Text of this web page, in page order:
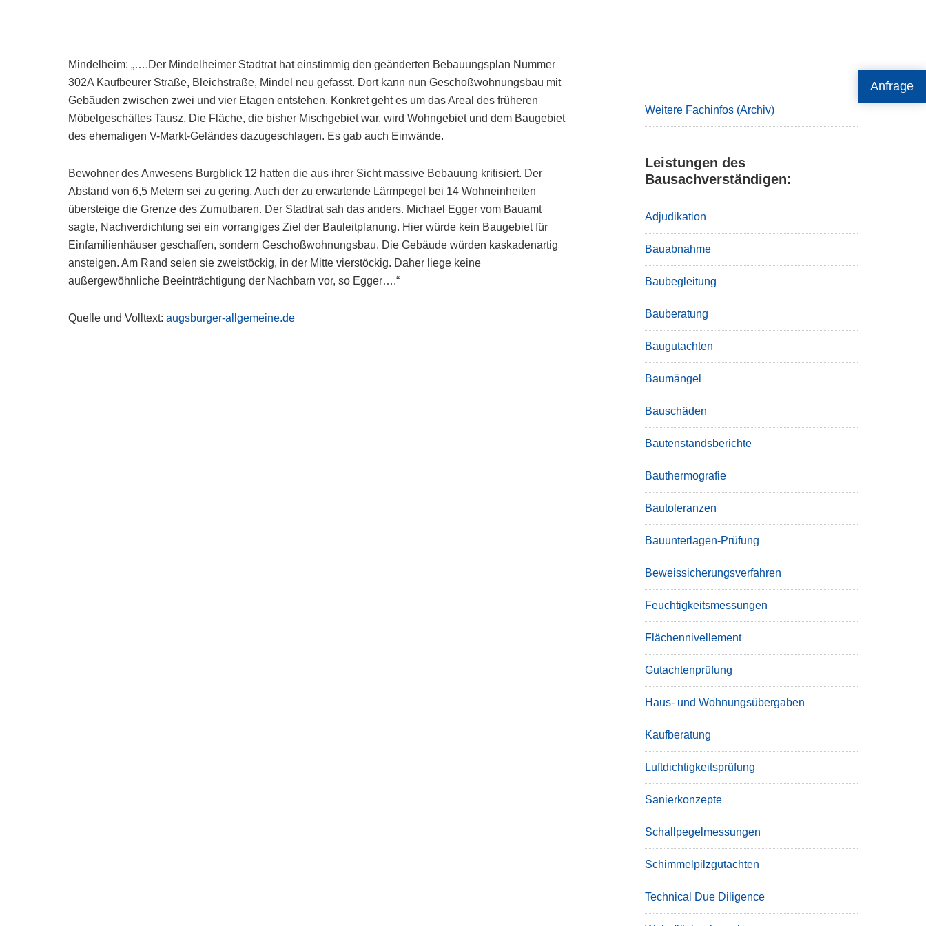
Anfrage
Mindelheim: „….Der Mindelheimer Stadtrat hat einstimmig den geänderten Bebauungsplan Nummer
302A Kaufbeurer Straße, Bleichstraße, Mindel neu gefasst. Dort kann nun Geschoßwohnungsbau mit
Gebäuden zwischen zwei und vier Etagen entstehen. Konkret geht es um das Areal des früheren
Möbelgeschäftes Tausz. Die Fläche, die bisher Mischgebiet war, wird Wohngebiet und dem Baugebiet
des ehemaligen V-Markt-Geländes dazugeschlagen. Es gab auch Einwände.
Bewohner des Anwesens Burgblick 12 hatten die aus ihrer Sicht massive Bebauung kritisiert. Der
Abstand von 6,5 Metern sei zu gering. Auch der zu erwartende Lärmpegel bei 14 Wohneinheiten
übersteige die Grenze des Zumutbaren. Der Stadtrat sah das anders. Michael Egger vom Bauamt
sagte, Nachverdichtung sei ein vorrangiges Ziel der Bauleitplanung. Hier würde kein Baugebiet für
Einfamilienhäuser geschaffen, sondern Geschoßwohnungsbau. Die Gebäude würden kaskadenartig
ansteigen. Am Rand seien sie zweistöckig, in der Mitte vierstöckig. Daher liege keine
außergewöhnliche Beeinträchtigung der Nachbarn vor, so Egger….“
Quelle und Volltext: augsburger-allgemeine.de
Weitere Fachinfos (Archiv)
Leistungen des
Bausachverständigen:
Adjudikation
Bauabnahme
Baubegleitung
Bauberatung
Baugutachten
Baumängel
Bauschäden
Bautenstandsberichte
Bauthermografie
Bautoleranzen
Bauunterlagen-Prüfung
Beweissicherungsverfahren
Feuchtigkeitsmessungen
Flächennivellement
Gutachtenprüfung
Haus- und Wohnungsübergaben
Kaufberatung
Luftdichtigkeitsprüfung
Sanierkonzepte
Schallpegelmessungen
Schimmelpilzgutachten
Technical Due Diligence